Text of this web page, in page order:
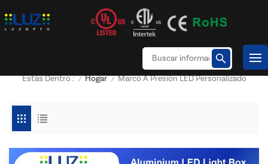
Estás Dentro : / Hogar / Marco A Presión LED Personalizado